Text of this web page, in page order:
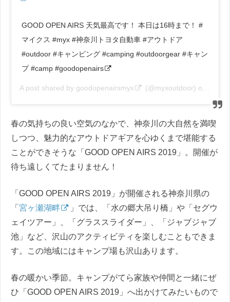
GOOD OPEN AIRS 天気最高です！ 本日は16時まで！ #
マイクス #myx #神奈川トヨタ自動車 #アウトドア
#outdoor #キャンピング #camping #outdoorgear #キャン
プ #camp #goodopenairs
A post shared by goodopenairsmyx (@myxoutdoor) on
春の気持ちの良い空気のなかで、神奈川の大自然を満喫
しつつ、魅力的なアウトドアギアを心ゆくまで堪能する
ことができそうな「GOOD OPEN AIRS 2019」。開催が
待ち遠しくてたまりません！
「GOOD OPEN AIRS 2019」が開催される神奈川県の
「 宮ヶ瀬湖畔
」では、「水の郷大吊り橋」や「セグウ
ェイツアー」、「グラススライダー」、「ジャブジャブ
池」など、沢山のアクティビティを楽しむこともできま
す。この地域にはキャンプ場も沢山あります。
春の暖かい季節。キャンプがてら家族や仲間と一緒にぜ
ひ「GOOD OPEN AIRS 2019」へ出かけてみたいもので